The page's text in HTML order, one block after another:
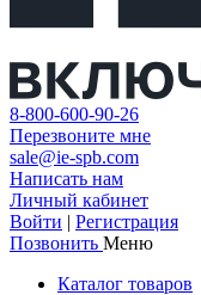
8-800-600-90-26
Перезвоните мне
sale@ie-spb.com
Написать нам
Личный кабинет
Войти | Регистрация
Позвонить Меню
Каталог товаров